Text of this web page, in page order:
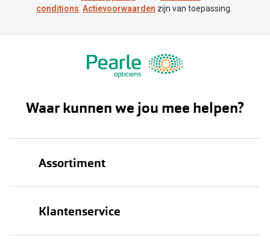
conditions. Actievoorwaarden zijn van toepassing.
Waar kunnen we jou mee helpen?
Assortiment
Klantenservice